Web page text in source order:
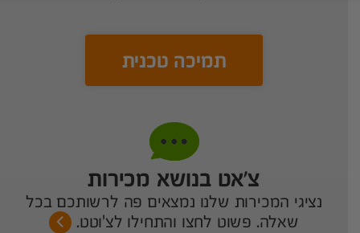
תמיכה טכנית
צ’אט בנושא מכירות
נציגי המכירות שלנו נמצאים פה לרשותכם בכל
שאלה. פשוט לחצו והתחילו לצ'וטט.